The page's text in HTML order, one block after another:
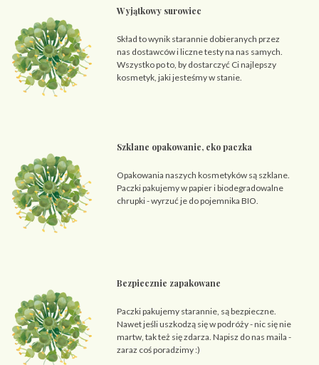
Wyjątkowy surowiec
Skład to wynik starannie dobieranych przez
nas dostawców i liczne testy na nas samych.
Wszystko po to, by dostarczyć Ci najlepszy
kosmetyk, jaki jesteśmy w stanie.
Szklane opakowanie, eko paczka
Opakowania naszych kosmetyków są szklane.
Paczki pakujemy w papier i biodegradowalne
chrupki - wyrzuć je do pojemnika BIO.
Bezpiecznie zapakowane
Paczki pakujemy starannie, są bezpieczne.
Nawet jeśli uszkodzą się w podróży - nic się nie
martw, tak też się zdarza. Napisz do nas maila -
zaraz coś poradzimy :)